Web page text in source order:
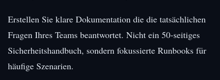
Erstellen Sie klare Dokumentation die die tatsächlichen
Fragen Ihres Teams beantwortet. Nicht ein 50-seitiges
Sicherheitshandbuch, sondern fokussierte Runbooks für
häufige Szenarien.